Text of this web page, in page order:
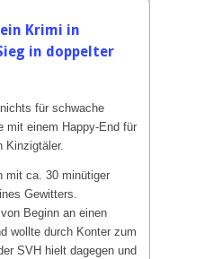
Krimi in
in doppelter
für schwache
mit einem Happy-End für
Kinzigtäler.
mit ca. 30 minütiger
Gewitters.
Beginn an einen
wollte durch Konter zum
SVH hielt dagegen und